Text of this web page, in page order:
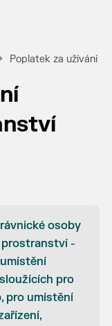
Poplatek za užívání
osoby
prostranství -
pro
pro umístění